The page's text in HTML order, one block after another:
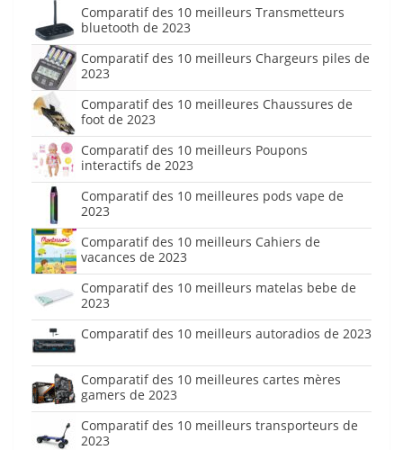
Comparatif des 10 meilleurs Transmetteurs
bluetooth de 2023
Comparatif des 10 meilleurs Chargeurs piles de
2023
Comparatif des 10 meilleures Chaussures de
foot de 2023
Comparatif des 10 meilleurs Poupons
interactifs de 2023
Comparatif des 10 meilleures pods vape de
2023
Comparatif des 10 meilleurs Cahiers de
vacances de 2023
Comparatif des 10 meilleurs matelas bebe de
2023
Comparatif des 10 meilleurs autoradios de 2023
Comparatif des 10 meilleures cartes mères
gamers de 2023
Comparatif des 10 meilleurs transporteurs de
2023